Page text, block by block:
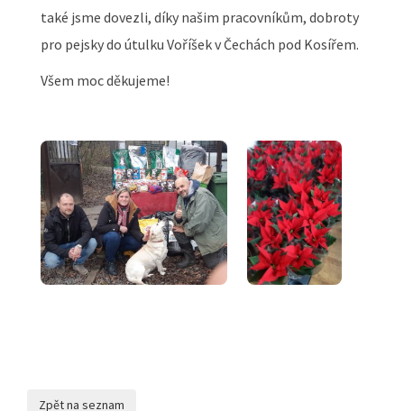
také jsme dovezli, díky našim pracovníkům, dobroty
pro pejsky do útulku Voříšek v Čechách pod Kosířem.
Všem moc děkujeme!